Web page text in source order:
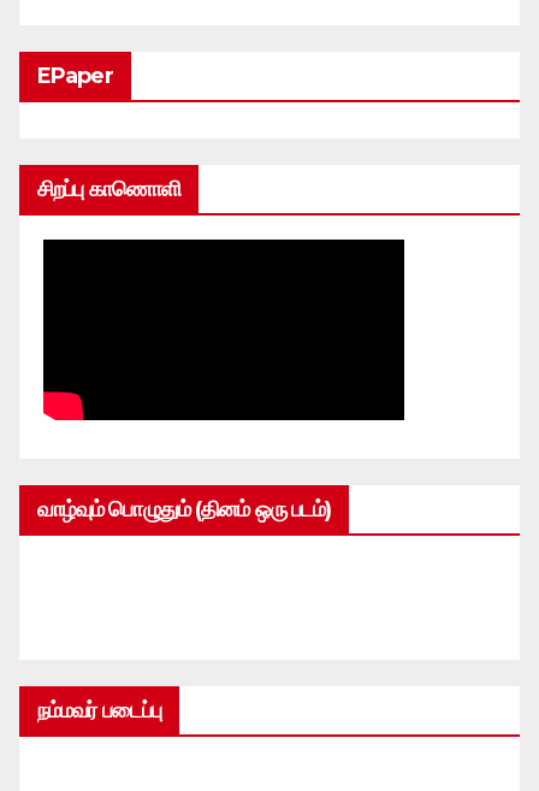
EPaper
சிறப்பு காணொளி
வாழ்வும் பொழுதும் (தினம் ஒரு படம்)
நம்மவர் படைப்பு